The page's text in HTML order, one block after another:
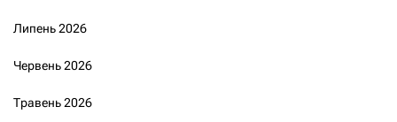
Липень 2026
Червень 2026
Травень 2026